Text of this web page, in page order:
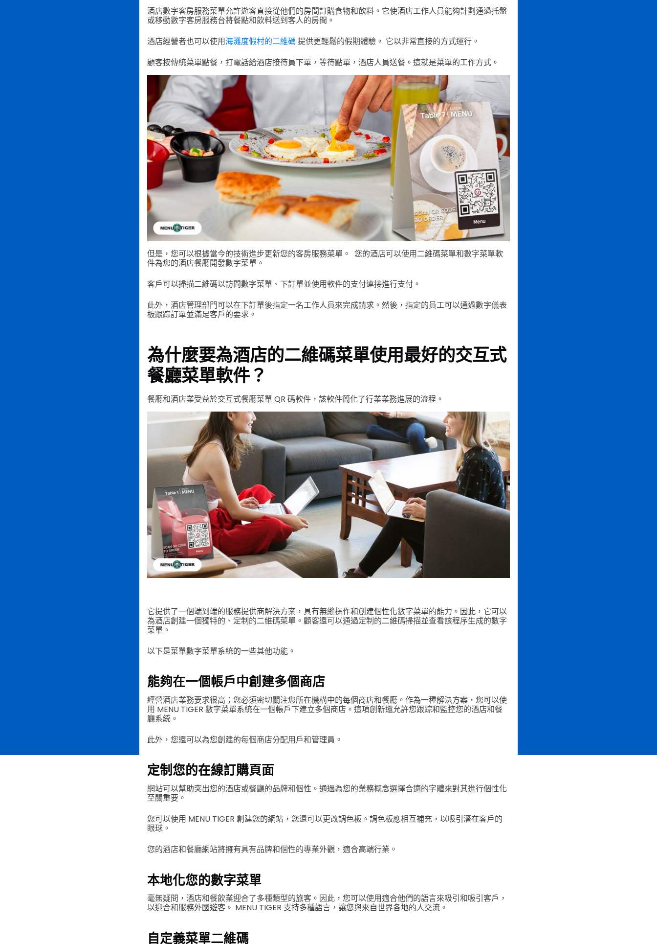
酒店數字客房服務菜單允許遊客直接從他們的房間訂購食物和飲料。它使酒店工作人員能夠計劃通過托盤
或移動數字客房服務台將餐點和飲料送到客人的房間。
酒店經營者也可以使用海灘度假村的二維碼 提供更輕鬆的假期體驗。 它以非常直接的方式運行。
顧客按傳統菜單點餐，打電話給酒店接待員下單，等待點單，酒店人員送餐。這就是菜單的工作方式。
但是，您可以根據當今的技術進步更新您的客房服務菜單。 您的酒店可以使用二維碼菜單和數字菜單軟
件為您的酒店餐廳開發數字菜單。
客戶可以掃描二維碼以訪問數字菜單、下訂單並使用軟件的支付連接進行支付。
此外，酒店管理部門可以在下訂單後指定一名工作人員來完成請求。然後，指定的員工可以通過數字儀表
板跟踪訂單並滿足客戶的要求。
為什麼要為酒店的二維碼菜單使用最好的交互式
餐廳菜單軟件？
餐廳和酒店業受益於交互式餐廳菜單 QR 碼軟件，該軟件簡化了行業業務進展的流程。
它提供了一個端到端的服務提供商解決方案，具有無縫操作和創建個性化數字菜單的能力。因此，它可以
為酒店創建一個獨特的、定制的二維碼菜單。顧客還可以通過定制的二維碼掃描並查看該程序生成的數字
菜單。
以下是菜單數字菜單系統的一些其他功能。
能夠在一個帳戶中創建多個商店
經營酒店業務要求很高；您必須密切關注您所在機構中的每個商店和餐廳。作為一種解決方案，您可以使
用 MENU TIGER 數字菜單系統在一個帳戶下建立多個商店。這項創新還允許您跟踪和監控您的酒店和餐
廳系統。
此外，您還可以為您創建的每個商店分配用戶和管理員。
定制您的在線訂購頁面
網站可以幫助突出您的酒店或餐廳的品牌和個性。通過為您的業務概念選擇合適的字體來對其進行個性化
至關重要。
您可以使用 MENU TIGER 創建您的網站，您還可以更改調色板。調色板應相互補充，以吸引潛在客戶的
眼球。
您的酒店和餐廳網站將擁有具有品牌和個性的專業外觀，適合高端行業。
本地化您的數字菜單
毫無疑問，酒店和餐飲業迎合了多種類型的旅客。因此，您可以使用適合他們的語言來吸引和吸引客戶，
以迎合和服務外國遊客。 MENU TIGER 支持多種語言，讓您與來自世界各地的人交流。
自定義菜單二維碼